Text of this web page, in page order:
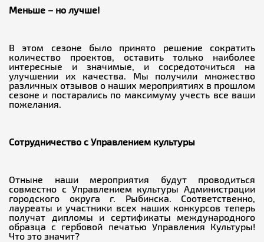
Меньше – но лучше!
В этом сезоне было принято решение сократить
количество проектов, оставить только наиболее
интересные и значимые, и сосредоточиться на
улучшении их качества. Мы получили множество
различных отзывов о наших мероприятиях в прошлом
сезоне и постарались по максимуму учесть все ваши
пожелания.
Сотрудничество с Управлением культуры
Отныне наши мероприятия будут проводиться
совместно с Управлением культуры Администрации
городского округа г. Рыбинска. Соответственно,
лауреаты и участники всех наших конкурсов теперь
получат дипломы и сертификаты международного
образца с гербовой печатью Управления Культуры!
Что это значит?